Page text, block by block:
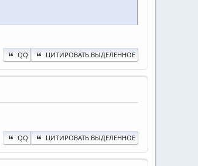
QQ ЦИТИРОВАТЬ ВЫДЕЛЕННОЕ
QQ ЦИТИРОВАТЬ ВЫДЕЛЕННОЕ